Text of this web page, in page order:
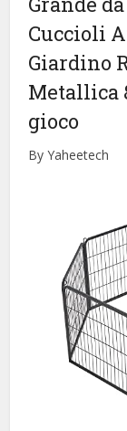
Cuccioli
Giardino
Metallica
gioco
By Yaheetech